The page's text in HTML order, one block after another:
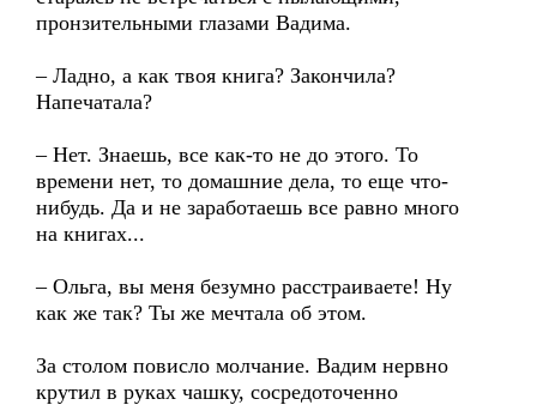
пронзительными глазами Вадима.
– Ладно, а как твоя книга? Закончила?
Напечатала?
– Нет. Знаешь, все как-то не до этого. То
времени нет, то домашние дела, то еще что-
нибудь. Да и не заработаешь все равно много
на книгах...
– Ольга, вы меня безумно расстраиваете! Ну
как же так? Ты же мечтала об этом.
За столом повисло молчание. Вадим нервно
крутил в руках чашку, сосредоточенно